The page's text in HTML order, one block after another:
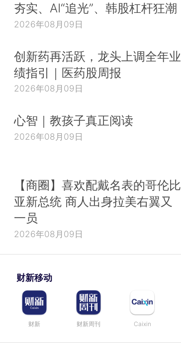
夯实、AI“追光”、韩股杠杆狂潮
2026年08月09日
创新药再活跃，龙头上调全年业
绩指引｜医药股周报
2026年08月09日
心智｜教孩子真正阅读
2026年08月09日
【商圈】喜欢配戴名表的哥伦比
亚新总统 商人出身拉美右翼又
一员
2026年08月09日
财新移动
财新 财新周刊 Caixin